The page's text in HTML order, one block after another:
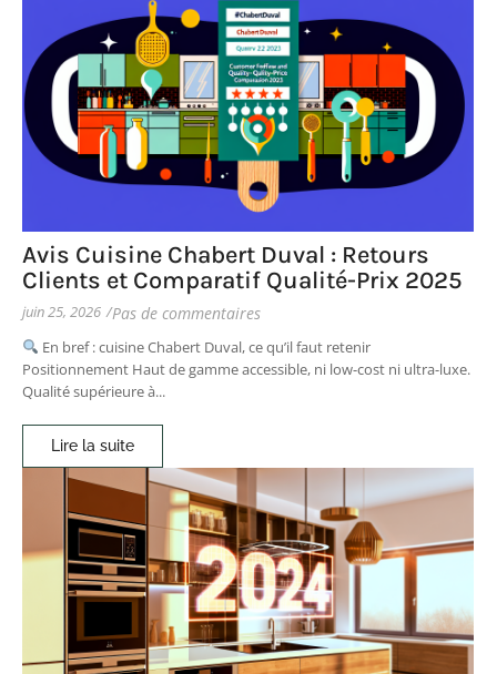
Avis Cuisine Chabert Duval : Retours
Clients et Comparatif Qualité-Prix 2025
juin 25, 2026 /Pas de commentaires
En bref : cuisine Chabert Duval, ce qu’il faut retenir
Positionnement Haut de gamme accessible, ni low-cost ni ultra-luxe.
Qualité supérieure à...
Lire la suite